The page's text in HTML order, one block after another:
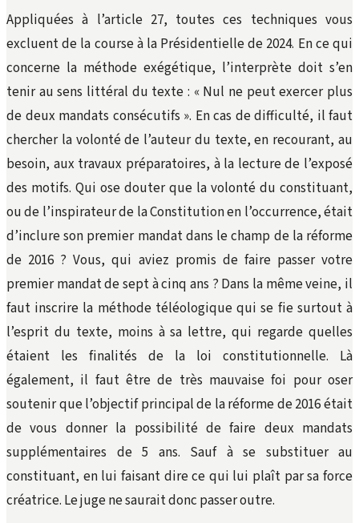
Appliquées à l’article 27, toutes ces techniques vous
excluent de la course à la Présidentielle de 2024. En ce qui
concerne la méthode exégétique, l’interprète doit s’en
tenir au sens littéral du texte : « Nul ne peut exercer plus
de deux mandats consécutifs ». En cas de difficulté, il faut
chercher la volonté de l’auteur du texte, en recourant, au
besoin, aux travaux préparatoires, à la lecture de l’exposé
des motifs. Qui ose douter que la volonté du constituant,
ou de l’inspirateur de la Constitution en l’occurrence, était
d’inclure son premier mandat dans le champ de la réforme
de 2016 ? Vous, qui aviez promis de faire passer votre
premier mandat de sept à cinq ans ? Dans la même veine, il
faut inscrire la méthode téléologique qui se fie surtout à
l’esprit du texte, moins à sa lettre, qui regarde quelles
étaient les finalités de la loi constitutionnelle. Là
également, il faut être de très mauvaise foi pour oser
soutenir que l’objectif principal de la réforme de 2016 était
de vous donner la possibilité de faire deux mandats
supplémentaires de 5 ans. Sauf à se substituer au
constituant, en lui faisant dire ce qui lui plaît par sa force
créatrice. Le juge ne saurait donc passer outre.